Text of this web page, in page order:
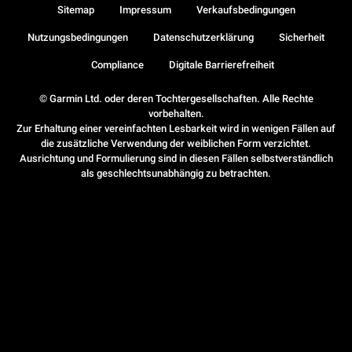
© Garmin Ltd. oder deren Tochtergesellschaften. Alle Rechte
vorbehalten.
Zur Erhaltung einer vereinfachten Lesbarkeit wird in wenigen Fällen auf
die zusätzliche Verwendung der weiblichen Form verzichtet.
Ausrichtung und Formulierung sind in diesen Fällen selbstverständlich
als geschlechtsunabhängig zu betrachten.
Sitemap Impressum Verkaufsbedingungen
Nutzungsbedingungen Datenschutzerklärung Sicherheit
Compliance Digitale Barrierefreiheit